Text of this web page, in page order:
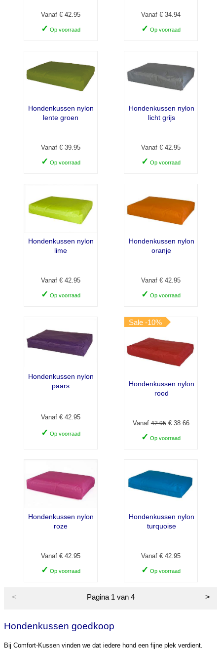
Vanaf € 42.95
✓ Op voorraad
Vanaf € 34.94
✓ Op voorraad
Hondenkussen nylon
lente groen
Vanaf € 39.95
✓ Op voorraad
Hondenkussen nylon
licht grijs
Vanaf € 42.95
✓ Op voorraad
Hondenkussen nylon
lime
Vanaf € 42.95
✓ Op voorraad
Hondenkussen nylon
oranje
Vanaf € 42.95
✓ Op voorraad
Hondenkussen nylon
paars
Vanaf € 42.95
✓ Op voorraad
Sale -10%
Hondenkussen nylon
rood
Vanaf42.95€ 38.66
✓ Op voorraad
Hondenkussen nylon
roze
Vanaf € 42.95
✓ Op voorraad
Hondenkussen nylon
turquoise
Vanaf € 42.95
✓ Op voorraad
< Pagina 1 van 4 >
Hondenkussen goedkoop
Bij Comfort-Kussen vinden we dat iedere hond een fijne plek verdient.